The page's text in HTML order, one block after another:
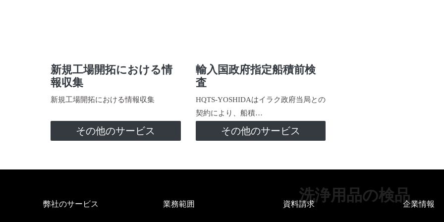
新規工場開拓における情
報収集
新規工場開拓における情報収集
その他のサービス
輸入国政府指定船積前検
査
HQTS-YOSHIDAはイラク政府当局との
契約により、船積…
その他のサービス
洗浄用品の検品
弊社のサービス 業務範囲 資料請求 企業情報